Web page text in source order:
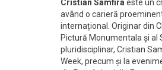
Cristian Samfira este un
având o carieră
internațional. Originar din
Pictură Monumentala și al
pluridisciplinar, Cristian
Week, precum și la